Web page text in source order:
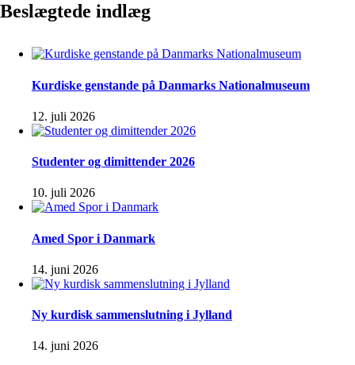
Beslægtede indlæg
Kurdiske genstande på Danmarks Nationalmuseum
12. juli 2026
Studenter og dimittender 2026
10. juli 2026
Amed Spor i Danmark
14. juni 2026
Ny kurdisk sammenslutning i Jylland
14. juni 2026